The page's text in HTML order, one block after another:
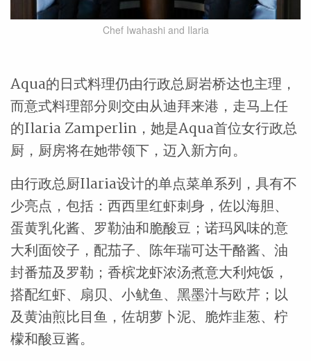
Chef Iwahashi and Ilaria
Aqua的日式料理仍由行政总厨岩桥达也主理，
而意式料理部分则交由从迪拜来港，走马上任
的Ilaria Zamperlin，她是Aqua首位女行政总
厨，厨房将在她带领下，迈入新方向。
由行政总厨Ilaria设计的单点菜单系列，具有不
少亮点，包括：西西里红虾刺身，佐以海胆、
蛋黄乳化酱、罗勒油和脆酸豆；诺玛风味的意
大利面饺子，配茄子、陈年瑞可达干酪酱、油
封番茄及罗勒；香槟龙虾浓汤煮意大利炖饭，
搭配红虾、扇贝、小鱿鱼、黑墨汁与欧芹；以
及黄油煎比目鱼，佐胡萝卜泥、脆炸韭葱、柠
檬和酸豆酱。